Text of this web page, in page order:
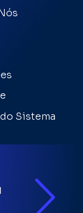
Sistema